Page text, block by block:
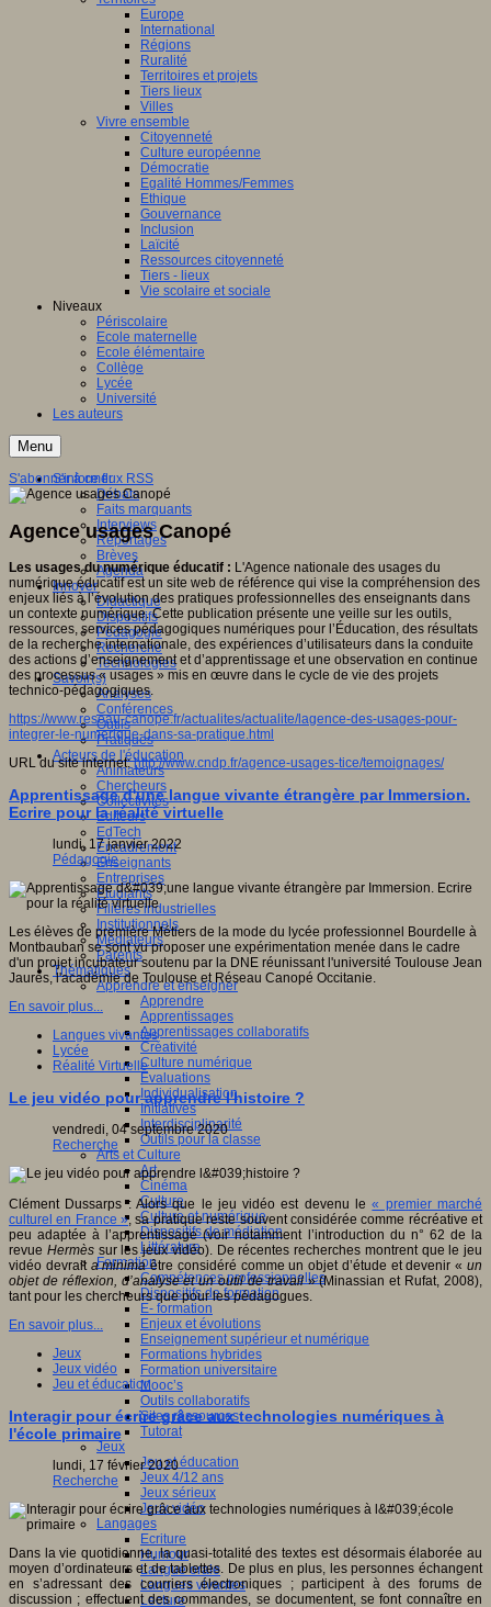
Europe
International
Régions
Ruralité
Territoires et projets
Tiers lieux
Villes
Vivre ensemble
Citoyenneté
Culture européenne
Démocratie
Egalité Hommes/Femmes
Ethique
Gouvernance
Inclusion
Laïcité
Ressources citoyenneté
Tiers - lieux
Vie scolaire et sociale
Niveaux
Périscolaire
Ecole maternelle
Ecole élémentaire
Collège
Lycée
Université
Les auteurs
Menu
S'informer
Débats
Faits marquants
Interviews
Reportages
Brèves
Agenda
Innover
Didactique
Dispositifs
Pédagogie
Recherche
Technologies
Savoir(s)
Analyses
Conférences
Outils
Pratiques
Acteurs de l'éducation
Animateurs
Chercheurs
Collectivités
Editeurs
EdTech
Encadrement
Enseignants
Entreprises
Etudiants
Filières industrielles
Institutionnels
Médiateurs
Parents
Thématiques
Apprendre et enseigner
Apprendre
Apprentissages
Apprentissages collaboratifs
Créativité
Culture numérique
Evaluations
Individualisation
Initiatives
Interdisciplinarité
Outils pour la classe
Arts et Culture
Art
Cinéma
Culture
Culture et numérique
Dispositifs de médiation
Littérature
Formation
Compétences professionnelles
Dispositifs de formation
E- formation
Enjeux et évolutions
Enseignement supérieur et numérique
Formations hybrides
Formation universitaire
Mooc’s
Outils collaboratifs
Sites ressources
Tutorat
Jeux
Jeu et éducation
Jeux 4/12 ans
Jeux sérieux
Jeux vidéo
Langages
Ecriture
Humour
Langue orale
Langues vivantes
Lecture
S'abonner à ce flux RSS
Agence usages Canopé
Les usages du numérique éducatif : L'Agence nationale des usages du
numérique éducatif est un site web de référence qui vise la compréhension des
enjeux liés à l’évolution des pratiques professionnelles des enseignants dans
un contexte numérique. Cette publication présente une veille sur les outils,
ressources, services pédagogiques numériques pour l’Éducation, des résultats
de la recherche internationale, des expériences d’utilisateurs dans la conduite
des actions d’enseignement et d’apprentissage et une observation en continue
des processus « usages » mis en œuvre dans le cycle de vie des projets
technico-pédagogiques.
https://www.reseau-canope.fr/actualites/actualite/lagence-des-usages-pour-
integrer-le-numerique-dans-sa-pratique.html
URL du site internet:http://www.cndp.fr/agence-usages-tice/temoignages/
Apprentissage d'une langue vivante étrangère par Immersion.
Ecrire pour la réalité virtuelle
lundi, 17 janvier 2022
Pédagogie
Les élèves de première Métiers de la mode du lycée professionnel Bourdelle à
Montbauban se sont vu proposer une expérimentation menée dans le cadre
d'un projet incubateur soutenu par la DNE réunissant l'université Toulouse Jean
Jaurès, l'académie de Toulouse et Réseau Canopé Occitanie.
En savoir plus...
Langues vivantes
Lycée
Réalité Virtuelle
Le jeu vidéo pour apprendre l'histoire ?
vendredi, 04 septembre 2020
Recherche
Clément Dussarps : Alors que le jeu vidéo est devenu le« premier marché
culturel en France », sa pratique reste souvent considérée comme récréative et
peu adaptée à l’apprentissage (voir notamment l’introduction du n° 62 de la
revue Hermèssur les jeux vidéo). De récentes recherches montrent que le jeu
vidéo devrait a minimaêtre considéré comme un objet d’étude et devenir «un
objet de réflexion, d’analyse et un outil de travail» (Minassian et Rufat, 2008),
tant pour les chercheurs que pour les pédagogues.
En savoir plus...
Jeux
Jeux vidéo
Jeu et éducation
Interagir pour écrire grâce aux technologies numériques à
l'école primaire
lundi, 17 février 2020
Recherche
Dans la vie quotidienne, la quasi-totalité des textes est désormais élaborée au
moyen d’ordinateurs et de tablettes. De plus en plus, les personnes échangent
en s’adressant des courriers électroniques ; participent à des forums de
discussion ; effectuent des commandes, se documentent, se font connaître en